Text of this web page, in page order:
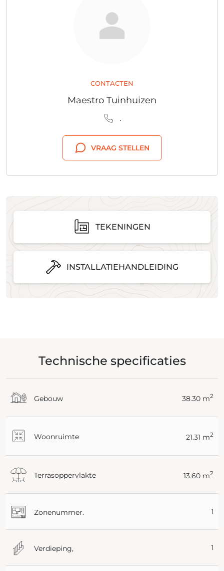
CONTACTEN
Maestro Tuinhuizen
.
VRAAG STELLEN
TEKENINGEN
INSTALLATIEHANDLEIDING
Technische specificaties
Gebouw 38.30 m2
Woonruimte 21.31 m2
Terrasoppervlakte 13.60 m2
Zonenummer. 1
Verdieping, 1